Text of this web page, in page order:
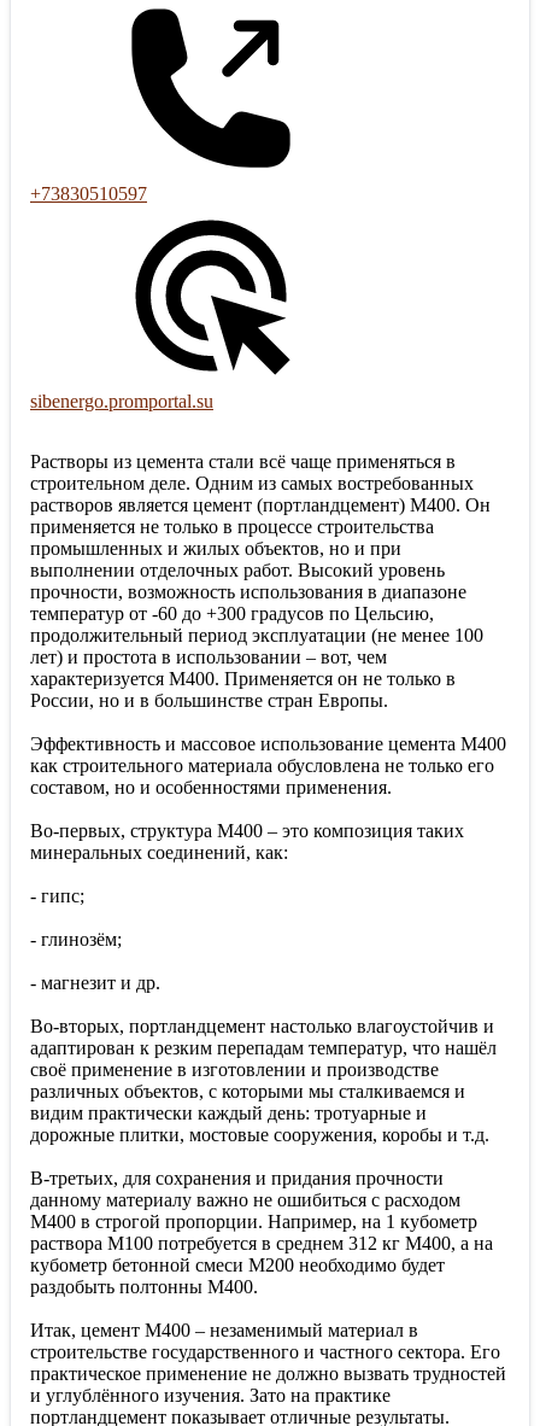
+73830510597
sibenergo.promportal.su
Растворы из цемента стали всё чаще применяться в
строительном деле. Одним из самых востребованных
растворов является цемент (портландцемент) М400. Он
применяется не только в процессе строительства
промышленных и жилых объектов, но и при
выполнении отделочных работ. Высокий уровень
прочности, возможность использования в диапазоне
температур от -60 до +300 градусов по Цельсию,
продолжительный период эксплуатации (не менее 100
лет) и простота в использовании – вот, чем
характеризуется М400. Применяется он не только в
России, но и в большинстве стран Европы.
Эффективность и массовое использование цемента М400
как строительного материала обусловлена не только его
составом, но и особенностями применения.
Во-первых, структура М400 – это композиция таких
минеральных соединений, как:
- гипс;
- глинозём;
- магнезит и др.
Во-вторых, портландцемент настолько влагоустойчив и
адаптирован к резким перепадам температур, что нашёл
своё применение в изготовлении и производстве
различных объектов, с которыми мы сталкиваемся и
видим практически каждый день: тротуарные и
дорожные плитки, мостовые сооружения, коробы и т.д.
В-третьих, для сохранения и придания прочности
данному материалу важно не ошибиться с расходом
М400 в строгой пропорции. Например, на 1 кубометр
раствора М100 потребуется в среднем 312 кг М400, а на
кубометр бетонной смеси М200 необходимо будет
раздобыть полтонны М400.
Итак, цемент М400 – незаменимый материал в
строительстве государственного и частного сектора. Его
практическое применение не должно вызвать трудностей
и углублённого изучения. Зато на практике
портландцемент показывает отличные результаты.